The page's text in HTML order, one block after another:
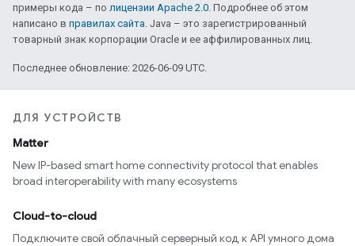
примеры кода – по лицензии Apache 2.0. Подробнее об этом
написано в правилах сайта. Java – это зарегистрированный
товарный знак корпорации Oracle и ее аффилированных лиц.
Последнее обновление: 2026-06-09 UTC.
ДЛЯ УСТРОЙСТВ
Matter
New IP-based smart home connectivity protocol that enables
broad interoperability with many ecosystems
Cloud-to-cloud
Подключите свой облачный серверный код к API умного дома